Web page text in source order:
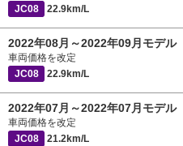
JC08
22.9km/L
2022年08月～2022年09月モデル
車両価格を改定
JC08
22.9km/L
2022年07月～2022年07月モデル
車両価格を改定
JC08
21.2km/L